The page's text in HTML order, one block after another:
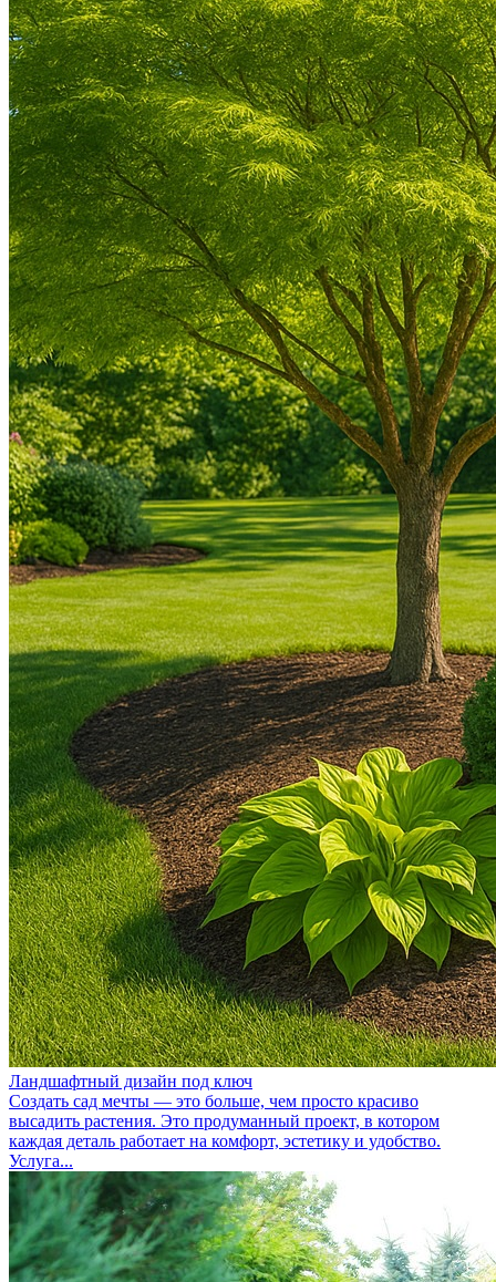
Ландшафтный дизайн под ключ
Создать сад мечты — это больше, чем просто красиво
высадить растения. Это продуманный проект, в котором
каждая деталь работает на комфорт, эстетику и удобство.
Услуга...